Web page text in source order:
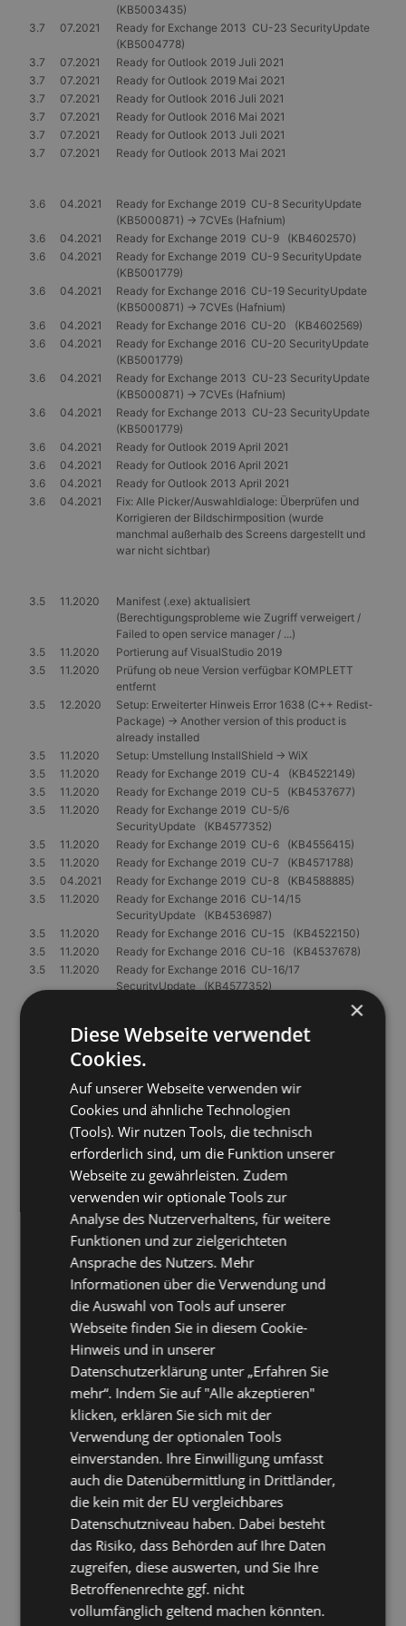
(KB5003435)
3.7
07.2021
Ready for Exchange 2013 CU-23 SecurityUpdate
(KB5004778)
3.7
07.2021
Ready for Outlook 2019 Juli 2021
3.7
07.2021
Ready for Outlook 2019 Mai 2021
3.7
07.2021
Ready for Outlook 2016 Juli 2021
3.7
07.2021
Ready for Outlook 2016 Mai 2021
3.7
07.2021
Ready for Outlook 2013 Juli 2021
3.7
07.2021 Ready for Outlook 2013 Mai 2021
3.6 04.2021
Ready for Exchange 2019 CU-8 SecurityUpdate
(KB5000871) -> 7CVEs (Hafnium)
3.6
04.2021
Ready for Exchange 2019 CU-9 (KB4602570)
3.6
04.2021
Ready for Exchange 2019 CU-9 SecurityUpdate
(KB5001779)
3.6
04.2021
Ready for Exchange 2016 CU-19 SecurityUpdate
(KB5000871) -> 7CVEs (Hafnium)
3.6
04.2021
Ready for Exchange 2016 CU-20 (KB4602569)
3.6
04.2021
Ready for Exchange 2016 CU-20 SecurityUpdate
(KB5001779)
3.6
04.2021
Ready for Exchange 2013 CU-23 SecurityUpdate
(KB5000871) -> 7CVEs (Hafnium)
3.6
04.2021
Ready for Exchange 2013 CU-23 SecurityUpdate
(KB5001779)
3.6
04.2021
Ready for Outlook 2019 April 2021
3.6
04.2021
Ready for Outlook 2016 April 2021
3.6
04.2021
Ready for Outlook 2013 April 2021
3.6
04.2021
Fix: Alle Picker/Auswahldialoge: Überprüfen und
Korrigieren der Bildschirmposition (wurde
manchmal außerhalb des Screens dargestellt und
war nicht sichtbar)
3.5 11.2020
Manifest (.exe) aktualisiert
(Berechtigungsprobleme wie Zugriff verweigert /
Failed to open service manager / ...)
3.5
11.2020
Portierung auf VisualStudio 2019
3.5
11.2020
Prüfung ob neue Version verfügbar KOMPLETT
entfernt
3.5
12.2020
Setup: Erweiterter Hinweis Error 1638 (C++ Redist-
Package) -> Another version of this product is
already installed
3.5
11.2020
Setup: Umstellung InstallShield -> WiX
3.5
11.2020
Ready for Exchange 2019 CU-4 (KB4522149)
3.5
11.2020
Ready for Exchange 2019 CU-5 (KB4537677)
3.5
11.2020
Ready for Exchange 2019 CU-5/6
SecurityUpdate (KB4577352)
3.5
11.2020
Ready for Exchange 2019 CU-6 (KB4556415)
3.5
11.2020
Ready for Exchange 2019 CU-7 (KB4571788)
3.5
04.2021
Ready for Exchange 2019 CU-8 (KB4588885)
3.5
11.2020
Ready for Exchange 2016 CU-14/15
SecurityUpdate (KB4536987)
3.5
11.2020
Ready for Exchange 2016 CU-15 (KB4522150)
3.5
11.2020
Ready for Exchange 2016 CU-16 (KB4537678)
3.5
11.2020
Ready for Exchange 2016 CU-16/17
SecurityUpdate (KB4577352)
Ready for Exchange 2016 CU-17 (KB4556414)
04.2021
Ready for Exchange 2016 CU-19 (KB4588884)
11.2020
Ready for Exchange 2013 CU-23 SecurityUpdate
11.2020
Ready for Windows SecurityUpdate (KB4520412)
LDAP signing (ADV190023)
10.2019
Abkündigung von Exchange 2003
10.2019
Ready for Exchange 2019 CU-2 (KB4488401)
10.2019
Ready for Exchange 2019 CU-3 (KB4514141)
10.2019
Ready for Exchange 2016 CU-13 (KB4488406)
10.2019
Ready for Exchange 2016 CU-14 (KB4514140)
Ready for Exchange 2013 CU-23 (KB4489622)
10.2019
Ready for Exchange 2010 SP3 RU-29
(KB4509410)
03.2019
Error-report-mail: Anzeige ob MAPI oder EWS
05.2019
Prüfung auf neue Version deaktivierbar via Registry
(HKEY_CURRENT_USER\Software\OLXTools
CheckforUpdates 0/1)
Prüfung ob neue Version verfügbar (mit Anzeige der
Versionshistorie und direkter Downloadmöglichkeit)
03.2019
Ready for CVE-2018-8581 | Exchange Elevation of
Privilege Vulnerability (DisableLoopbackCheck)
[NUR wenn direkt auf Exchange]
Ready for Exchange 2019 CU-1 (KB4471391)
04.2019
Ready for Exchange 2019 CU-1 SecurityUpdate
(KB4487563)
03.2019
Ready for Exchange 2019 SecurityUpdate
(KB4471389)
03.2019
Ready for Exchange 2016 CU-11 (KB4134118)
03.2019
Ready for Exchange 2016 CU-11 SecurityUpdate
(KB4471389)
×
Diese Webseite verwendet
Cookies.
Auf unserer Webseite verwenden wir
Cookies und ähnliche Technologien
(Tools). Wir nutzen Tools, die technisch
erforderlich sind, um die Funktion unserer
Webseite zu gewährleisten. Zudem
verwenden wir optionale Tools zur
Analyse des Nutzerverhaltens, für weitere
Funktionen und zur zielgerichteten
Ansprache des Nutzers. Mehr
Informationen über die Verwendung und
die Auswahl von Tools auf unserer
Webseite finden Sie in diesem Cookie-
Hinweis und in unserer
Datenschutzerklärung unter „Erfahren Sie
mehr“. Indem Sie auf "Alle akzeptieren"
klicken, erklären Sie sich mit der
Verwendung der optionalen Tools
einverstanden. Ihre Einwilligung umfasst
auch die Datenübermittlung in Drittländer,
die kein mit der EU vergleichbares
Datenschutzniveau haben. Dabei besteht
das Risiko, dass Behörden auf Ihre Daten
zugreifen, diese auswerten, und Sie Ihre
Betroffenenrechte ggf. nicht
vollumfänglich geltend machen könnten.